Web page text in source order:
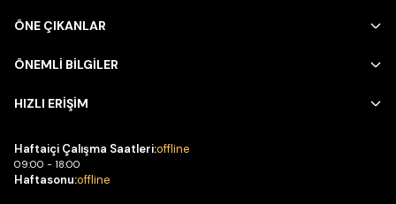
ÖNE ÇIKANLAR
ÖNEMLİ BİLGİLER
HIZLI ERİŞİM
Haftaiçi Çalışma Saatleri:offline
09:00 - 18:00
Haftasonu:offline